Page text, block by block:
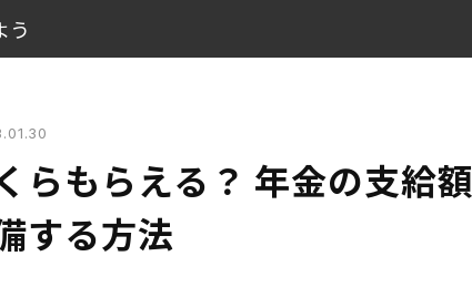
う
らもらえる？ 年金の支給額
する方法